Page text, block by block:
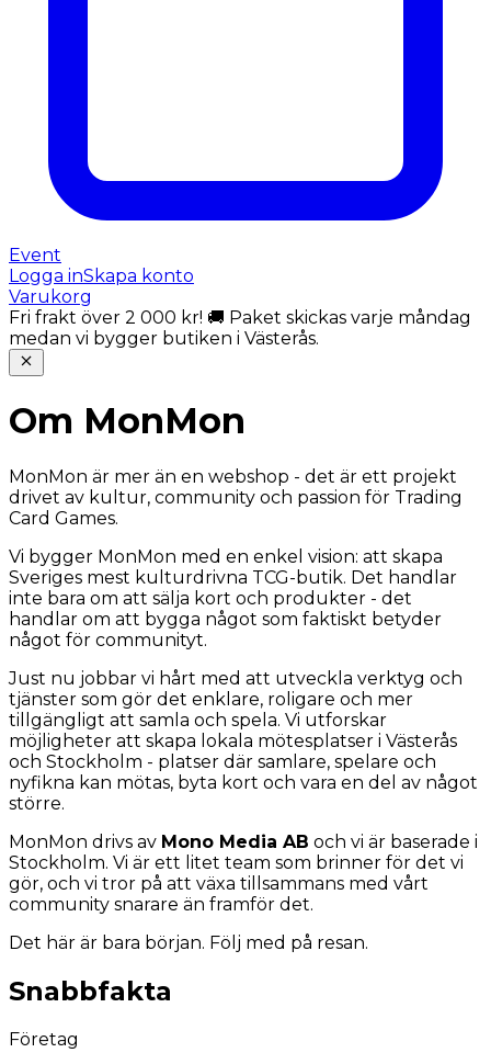
Event
Logga inSkapa konto
Varukorg
Fri frakt över 2 000 kr! 🚚 Paket skickas varje måndag
medan vi bygger butiken i Västerås.
Om MonMon
MonMon är mer än en webshop - det är ett projekt
drivet av kultur, community och passion för Trading
Card Games.
Vi bygger MonMon med en enkel vision: att skapa
Sveriges mest kulturdrivna TCG-butik. Det handlar
inte bara om att sälja kort och produkter - det
handlar om att bygga något som faktiskt betyder
något för communityt.
Just nu jobbar vi hårt med att utveckla verktyg och
tjänster som gör det enklare, roligare och mer
tillgängligt att samla och spela. Vi utforskar
möjligheter att skapa lokala mötesplatser i Västerås
och Stockholm - platser där samlare, spelare och
nyfikna kan mötas, byta kort och vara en del av något
större.
MonMon drivs av Mono Media AB och vi är baserade i
Stockholm. Vi är ett litet team som brinner för det vi
gör, och vi tror på att växa tillsammans med vårt
community snarare än framför det.
Det här är bara början. Följ med på resan.
Snabbfakta
Företag